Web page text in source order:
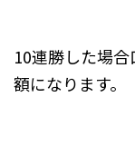
10連勝した場
額になります。